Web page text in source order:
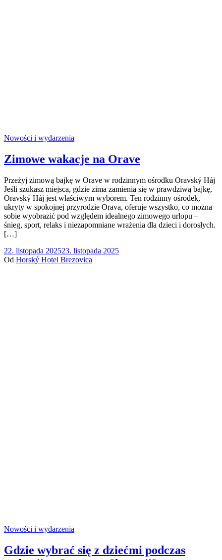
Nowości i wydarzenia
Zimowe wakacje na Orave
Przeżyj zimową bajkę w Orave w rodzinnym ośrodku Oravský Háj
Jeśli szukasz miejsca, gdzie zima zamienia się w prawdziwą bajkę,
Oravský Háj jest właściwym wyborem. Ten rodzinny ośrodek,
ukryty w spokojnej przyrodzie Orava, oferuje wszystko, co można
sobie wyobrazić pod względem idealnego zimowego urlopu –
śnieg, sport, relaks i niezapomniane wrażenia dla dzieci i dorosłych.
[…]
22. listopada 202523. listopada 2025
Od Horský Hotel Brezovica
Nowości i wydarzenia
Gdzie wybrać się z dziećmi podczas